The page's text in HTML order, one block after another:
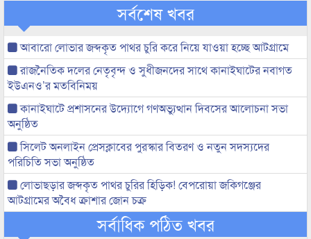
সর্বশেষ খবর
আবারো লোভার জব্দকৃত পাথর চুরি করে নিয়ে যাওয়া হচ্ছে আটগ্রামে
রাজনৈতিক দলের নেতৃবৃন্দ ও সুধীজনদের সাথে কানাইঘাটের নবাগত
ইউএনও’র মতবিনিময়
কানাইঘাটে প্রশাসনের উদ্যোগে গণঅভ্যুত্থান দিবসের আলোচনা সভা
অনুষ্ঠিত
সিলেট অনলাইন প্রেসক্লাবের পুরস্কার বিতরণ ও নতুন সদস্যদের
পরিচিতি সভা অনুষ্ঠিত
লোভাছড়ার জব্দকৃত পাথর চুরির হিড়িক! বেপরোয়া জকিগঞ্জের
আটগ্রামের অবৈধ ক্রাশার জোন চক্র
সর্বাধিক পঠিত খবর